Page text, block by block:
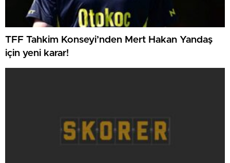
TFF Tahkim Konseyi’nden Mert Hakan Yandaş
için yeni karar!